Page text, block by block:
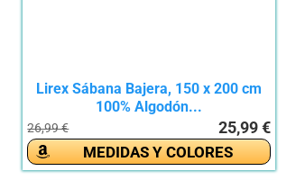
Lirex Sábana Bajera, 150 x 200 cm
100% Algodón...
26,99 € 25,99 €
MEDIDAS Y COLORES